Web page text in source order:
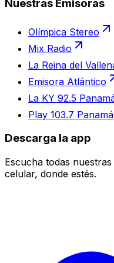
Nuestras Emisoras
Olímpica Stereo
Mix Radio
La Reina del
Emisora Atlántico
La KY 92.5
Play 103.7 Panamá
Descarga la app
Escucha todas
celular, donde estés.